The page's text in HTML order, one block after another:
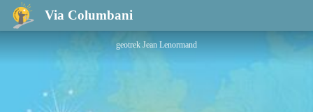
Via Columbani
Ostello della gioventù di Bacharach
geotrek Jean Lenormand